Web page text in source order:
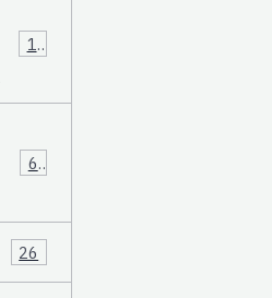
135
60
26